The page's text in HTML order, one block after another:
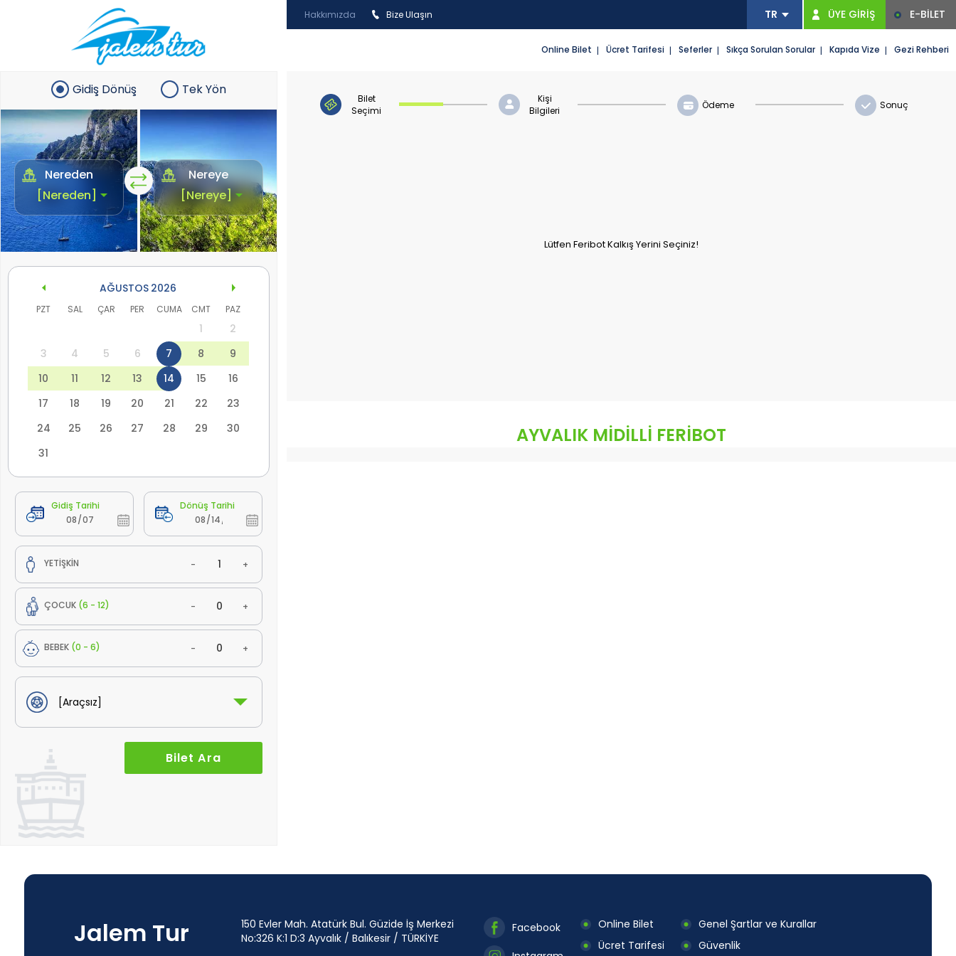
Hakkımızda Bize Ulaşın ÜYE GİRİŞ E-BİLET
Online Bilet Ücret Tarifesi Seferler Sıkça Sorulan Sorular Kapıda Vize Gezi Rehberi
Gidiş Dönüş Tek Yön
Nereden Nereye
AĞUSTOS 2026
PZT SAL ÇAR PER CUMA CMT PAZ
1
2
3
4 5 6 7 8
9
10
11 12 13 14 15
16
17
18 19 20 21 22
23
24
25 26 27 28 29
30
31
Gidiş Tarihi Dönüş Tarihi
YETİŞKİN - +
ÇOCUK (6 - 12) - +
BEBEK (0 - 6) - +
Bilet
Seçimi
Kişi
Bilgileri
Ödeme Sonuç
Lütfen Feribot Kalkış Yerini Seçiniz!
AYVALIK MİDİLLİ FERİBOT
Jalem Tur
150 Evler Mah. Atatürk Bul. Güzide İş Merkezi
No:326 K:1 D:3 Ayvalık / Balıkesir / TÜRKİYE
Facebook
Online Bilet
Ücret Tarifesi
Genel Şartlar ve Kurallar
Güvenlik